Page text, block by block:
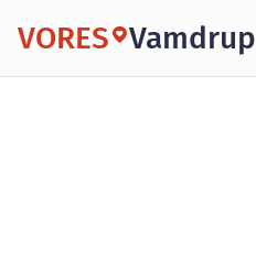
VORES Vamdrup